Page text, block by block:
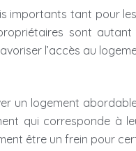
importants tant pour
sont
l’accès au
un logement
qui corresponde à
être un frein pour